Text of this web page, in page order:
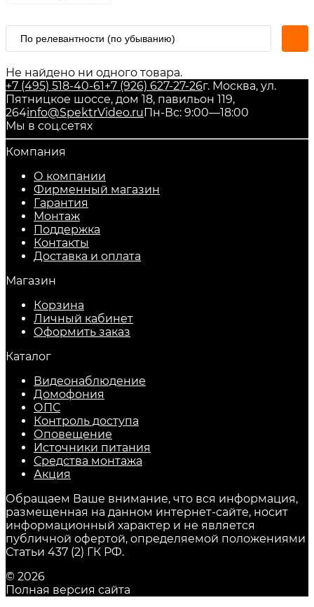
По релевантности (по убыванию)
Не найдено ни одного товара.
+7 (495) 518-40-61+7 (926) 627-27-26г. Москва, ул.
Пятницкое шоссе, дом 18, павильон 119,
264info@SpektrVideo.ruПн-Вс: 9:00—18:00
Мы в соц.сетях
Компания
О компании
Фирменный магазин
Гарантия
Монтаж
Поддержка
Контакты
Доставка и оплата
Магазин
Корзина
Личный кабинет
Оформить заказ
Каталог
Видеонаблюдение
Домофония
ОПС
Контроль доступа
Оповещение
Источники питания
Средства монтажа
Акция
Обращаем Ваше внимание, что вся информация,
размещенная на данном интернет-сайте, носит
информационный характер и не является
публичной офертой, определяемой положениями
Статьи 437 (2) ГК РФ.
© 2026
Полная версия сайта